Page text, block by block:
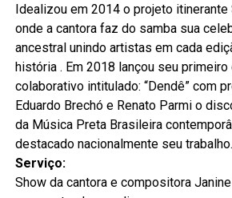
Idealizou em 2014 o projeto itinerante
onde a cantora faz do samba sua
ancestral unindo artistas em cada
história . Em 2018 lançou seu
colaborativo intitulado: “Dendê” com
Eduardo Brechó e Renato Parmi o
da Música Preta Brasileira
destacado nacionalmente seu trabalho.
Serviço:
Show da cantora e compositora